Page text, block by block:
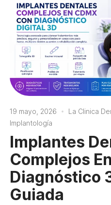
19 mayo, 2026 La Clinica
Implantología
Implantes
Complejos
Diagnóstico
Guiada